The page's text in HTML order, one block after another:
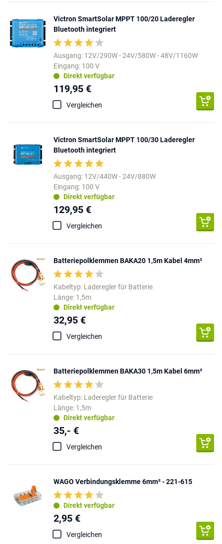
Victron SmartSolar MPPT 100/20 Laderegler
Bluetooth integriert
Ausgang: 12V/290W - 24V/580W - 48V/1160W
Eingang: 100 V
Direkt verfügbar
119,95 €
Vergleichen
Victron SmartSolar MPPT 100/30 Laderegler
Bluetooth integriert
Ausgang: 12V/440W - 24V/880W
Eingang: 100 V
Direkt verfügbar
129,95 €
Vergleichen
Batteriepolklemmen BAKA20 1,5m Kabel 4mm²
Kabeltyp: Laderegler für Batterie
Länge: 1,5m
Direkt verfügbar
32,95 €
Vergleichen
Batteriepolklemmen BAKA30 1,5m Kabel 6mm²
Kabeltyp: Laderegler für Batterie
Länge: 1,5m
Direkt verfügbar
35,- €
Vergleichen
WAGO Verbindungsklemme 6mm² - 221-615
Direkt verfügbar
2,95 €
Vergleichen